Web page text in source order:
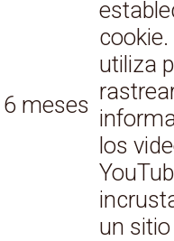
6 meses
cookie.
utiliza
los
un